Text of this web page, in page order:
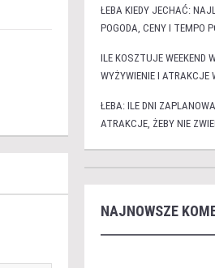
ŁEBA KIEDY JECHAĆ:
POGODA, CENY I TEMPO
ILE KOSZTUJE WEEKEND
WYŻYWIENIE I ATRAKCJE
ŁEBA: ILE DNI
ATRAKCJE, ŻEBY NIE
NAJNOWSZE